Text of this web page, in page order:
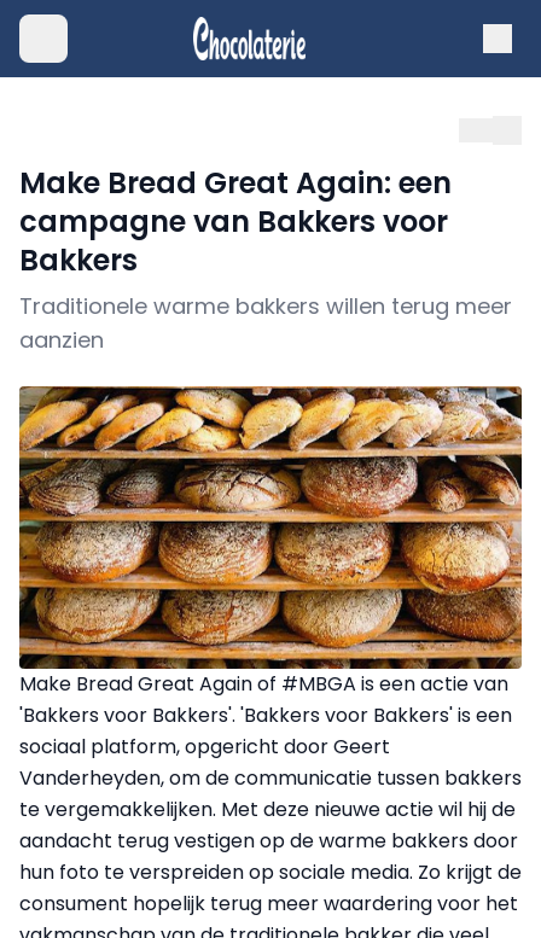
Make Bread Great Again: een
campagne van Bakkers voor
Bakkers
Traditionele warme bakkers willen terug meer
aanzien
Make Bread Great Again of #MBGA is een actie van
'Bakkers voor Bakkers'. 'Bakkers voor Bakkers' is een
sociaal platform, opgericht door Geert
Vanderheyden, om de communicatie tussen bakkers
te vergemakkelijken. Met deze nieuwe actie wil hij de
aandacht terug vestigen op de warme bakkers door
hun foto te verspreiden op sociale media. Zo krijgt de
consument hopelijk terug meer waardering voor het